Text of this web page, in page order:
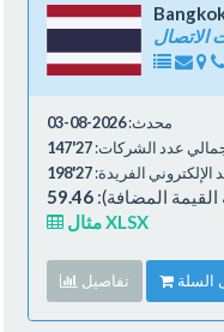
الاتصال
محدث:2026-08-03
عدد الشركات:27'147
الإلكتروني الفريدة:27'198
المضافة):
مثال XLSX
تفاصيل السلة